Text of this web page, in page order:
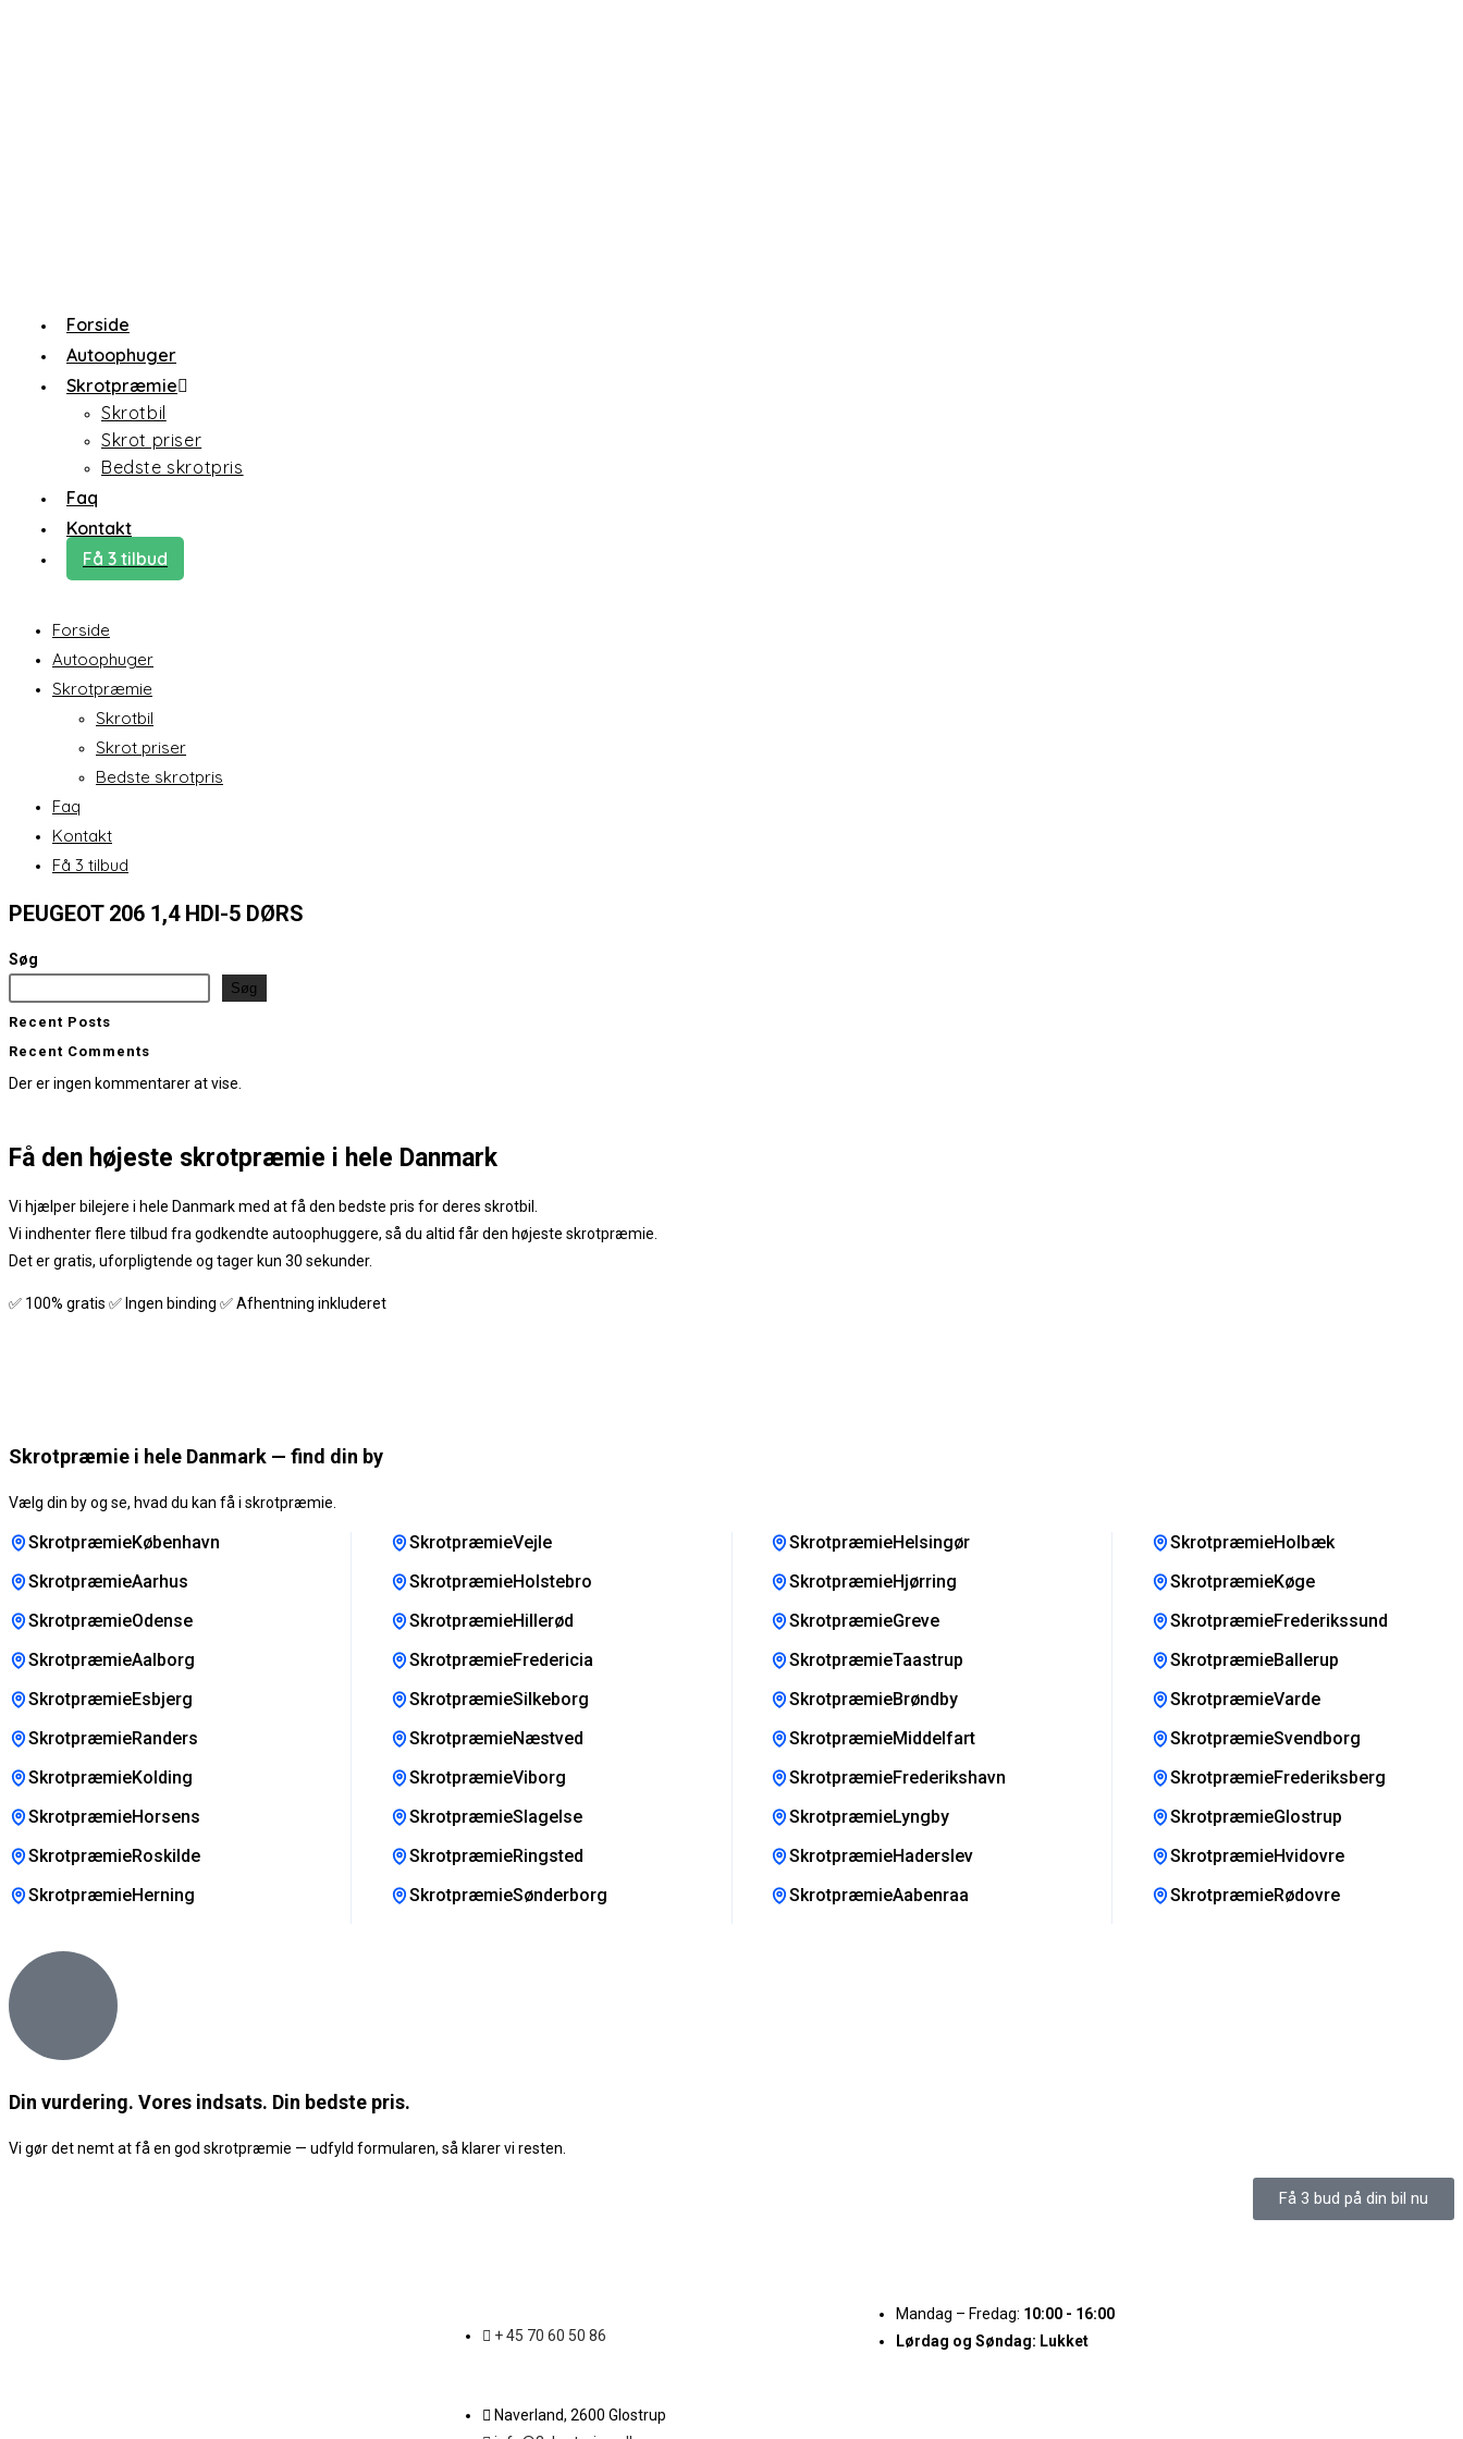
Forside
Autoophuger
Skrotpræmie
Skrotbil
Skrot priser
Bedste skrotpris
Faq
Kontakt
Få 3 tilbud
Forside
Autoophuger
Skrotpræmie
Skrotbil
Skrot priser
Bedste skrotpris
Faq
Kontakt
Få 3 tilbud
PEUGEOT 206 1,4 HDI-5 DØRS
Søg
Søg
Recent Posts
Recent Comments
Der er ingen kommentarer at vise.
Få den højeste skrotpræmie i hele Danmark
Vi hjælper bilejere i hele Danmark med at få den bedste pris for deres skrotbil.
Vi indhenter flere tilbud fra godkendte autoophuggere, så du altid får den højeste skrotpræmie.
Det er gratis, uforpligtende og tager kun 30 sekunder.
✅ 100% gratis ✅ Ingen binding ✅ Afhentning inkluderet
Skrotpræmie i hele Danmark — find din by
Vælg din by og se, hvad du kan få i skrotpræmie.
SkrotpræmieKøbenhavn
SkrotpræmieAarhus
SkrotpræmieOdense
SkrotpræmieAalborg
SkrotpræmieEsbjerg
SkrotpræmieRanders
SkrotpræmieKolding
SkrotpræmieHorsens
SkrotpræmieRoskilde
SkrotpræmieHerning
SkrotpræmieVejle
SkrotpræmieHolstebro
SkrotpræmieHillerød
SkrotpræmieFredericia
SkrotpræmieSilkeborg
SkrotpræmieNæstved
SkrotpræmieViborg
SkrotpræmieSlagelse
SkrotpræmieRingsted
SkrotpræmieSønderborg
SkrotpræmieHelsingør
SkrotpræmieHjørring
SkrotpræmieGreve
SkrotpræmieTaastrup
SkrotpræmieBrøndby
SkrotpræmieMiddelfart
SkrotpræmieFrederikshavn
SkrotpræmieLyngby
SkrotpræmieHaderslev
SkrotpræmieAabenraa
SkrotpræmieHolbæk
SkrotpræmieKøge
SkrotpræmieFrederikssund
SkrotpræmieBallerup
SkrotpræmieVarde
SkrotpræmieSvendborg
SkrotpræmieFrederiksberg
SkrotpræmieGlostrup
SkrotpræmieHvidovre
SkrotpræmieRødovre
Din vurdering. Vores indsats. Din bedste pris.
Vi gør det nemt at få en god skrotpræmie — udfyld formularen, så klarer vi resten.
Få 3 bud på din bil nu
+ 45 70 60 50 86
Naverland, 2600 Glostrup
Mandag – Fredag: 10:00 - 16:00
Lørdag og Søndag: Lukket